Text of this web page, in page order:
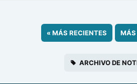
«MÁS RECIENTES MÁS
ARCHIVO DE